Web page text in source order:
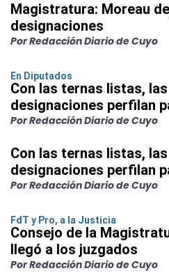
Magistratura: Moreau
designaciones
Por Redacción Diario de Cuyo
En Diputados
Con las ternas listas, las
designaciones perfilan
Por Redacción Diario de Cuyo
Con las ternas listas, las
designaciones perfilan
Por Redacción Diario de Cuyo
FdT y Pro, a la Justicia
Consejo de la
llegó a los juzgados
Por Redacción Diario de Cuyo